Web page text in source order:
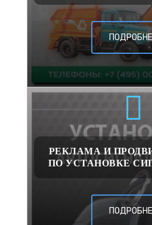
РЕКЛАМА И
ПО УСТАНОВКЕ